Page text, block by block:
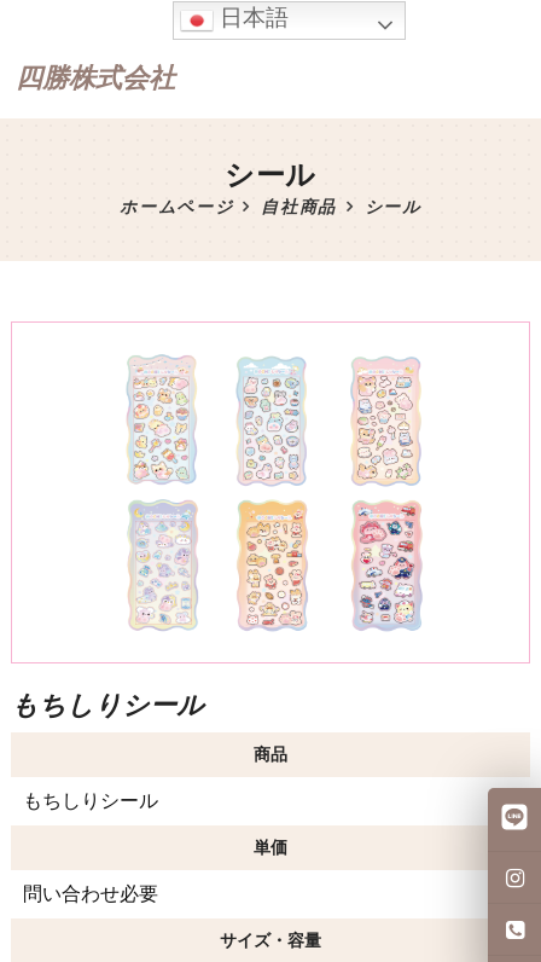
四勝株式会社
シール
ホームページ 自社商品 シール
もちしりシール
商品
もちしりシール
単価
問い合わせ必要
サイズ・容量
日本語